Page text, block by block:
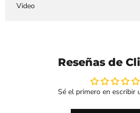
Video
Reseñas de
Sé el primero en escribir